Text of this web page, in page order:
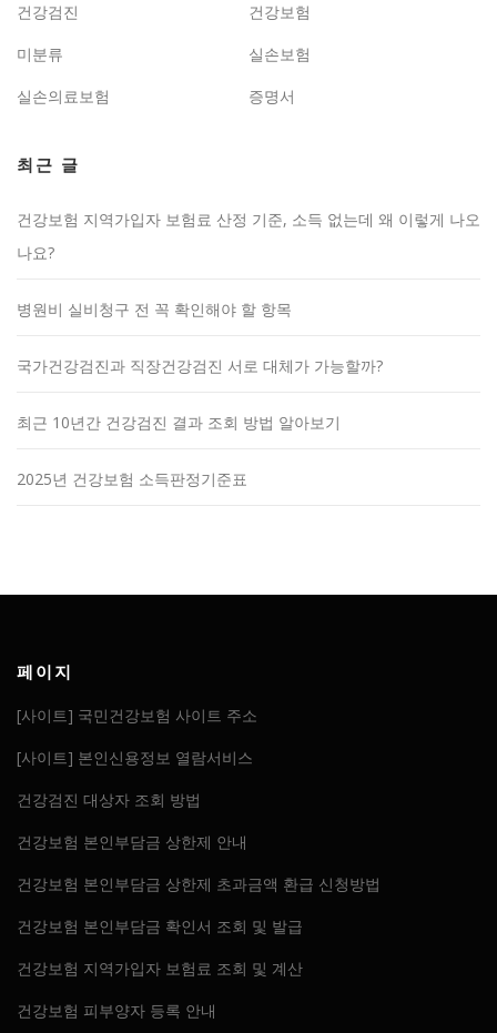
건강검진
건강보험
미분류
실손보험
실손의료보험
증명서
최근 글
건강보험 지역가입자 보험료 산정 기준, 소득 없는데 왜 이렇게 나오
나요?
병원비 실비청구 전 꼭 확인해야 할 항목
국가건강검진과 직장건강검진 서로 대체가 가능할까?
최근 10년간 건강검진 결과 조회 방법 알아보기
2025년 건강보험 소득판정기준표
페이지
[사이트] 국민건강보험 사이트 주소
[사이트] 본인신용정보 열람서비스
건강검진 대상자 조회 방법
건강보험 본인부담금 상한제 안내
건강보험 본인부담금 상한제 초과금액 환급 신청방법
건강보험 본인부담금 확인서 조회 및 발급
건강보험 지역가입자 보험료 조회 및 계산
건강보험 피부양자 등록 안내